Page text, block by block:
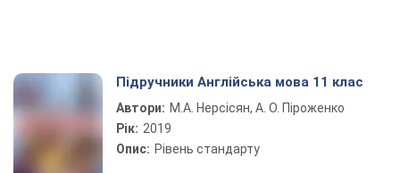
Підручники Англійська мова 11 клас
Автори: М.А. Нерсісян, А. О. Піроженко
Рік: 2019
Опис: Рівень стандарту